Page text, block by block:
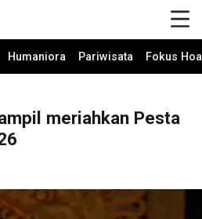
Humaniora Pariwisata Fokus
meriahkan Pesta